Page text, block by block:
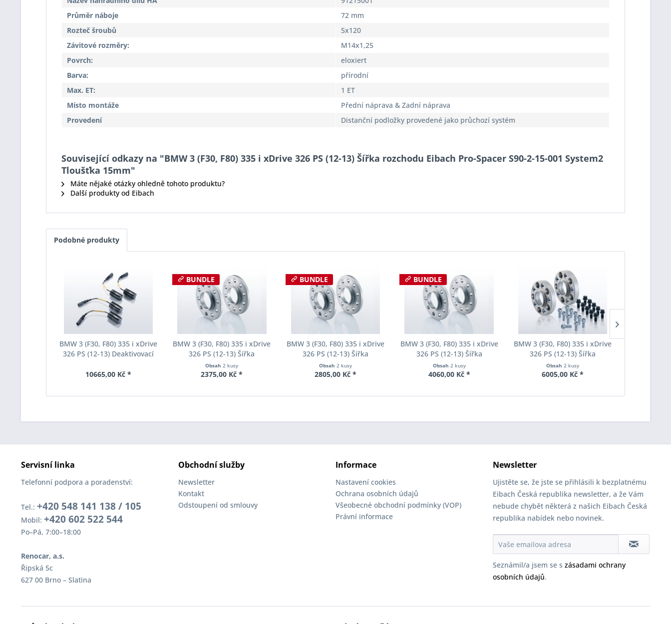
Průměr náboje
72 mm
Rozteč šroubů
5x120
Závitové rozměry:
M14x1,25
Povrch:
eloxiert
Barva:
přírodní
Max. ET:
1 ET
Místo montáže
Přední náprava & Zadní náprava
Provedení
Distanční podložky provedené jako průchozí systém
Související odkazy na "BMW 3 (F30, F80) 335 i xDrive 326 PS (12-13) Šířka rozchodu Eibach Pro-Spacer S90-2-15-001 System2
Tloušťka 15mm"
Máte nějaké otázky ohledně tohoto produktu?
Další produkty od Eibach
Podobné produkty
BMW 3 (F30, F80) 335 i xDrive
326 PS (12-13) Deaktivovací
AM65-20-030-01-22
10665,00 Kč *
BUNDLE
BMW 3 (F30, F80) 335 i xDrive
326 PS (12-13) Šířka
rozchodu Eibach Pro-Spacer
S90-2-10-004 System2
Obsah2 kusy
2375,00 Kč *
BUNDLE
BMW 3 (F30, F80) 335 i xDrive
326 PS (12-13) Šířka
rozchodu Eibach Pro-Spacer
S90-2-12-002 System2
Obsah 2 kusy
2805,00 Kč *
BUNDLE
BMW 3 (F30, F80) 335 i xDrive
326 PS (12-13) Šířka
rozchodu Eibach Pro-Spacer
S90-2-20-020 System2
Obsah 2 kusy
4060,00 Kč *
BMW 3 (F30, F80) 335 i xDrive
326 PS (12-13) Šířka
rozchodu Eibach Pro-Spacer
S90-7-20-036 System7
Obsah2 kusy
6005,00 Kč *
Servisní linka
Telefonní podpora a poradenství:
Tel.: +420 548 141 138 / 105
Mobil: +420 602 522 544
Po–Pá, 7:00–18:00
Renocar, a.s.
Řipská 5c
627 00 Brno – Slatina
Obchodní služby
Newsletter
Kontakt
Odstoupení od smlouvy
Informace
Nastavení cookies
Ochrana osobních údajů
Všeobecné obchodní podmínky (VOP)
Právní informace
Newsletter
Ujistěte se, že jste se přihlásili k bezplatnému
Eibach Česká republika newsletter, a že Vám
nebude chybět některá z našich Eibach Česká
republika nabídek nebo novinek.
Seznámil/a jsem se s zásadami ochrany
osobních údajů.